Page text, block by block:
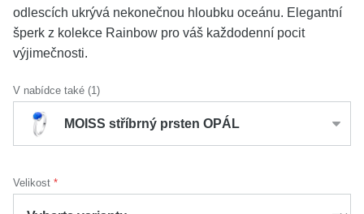
odlescích ukrývá nekonečnou hloubku oceánu. Elegantní
šperk z kolekce Rainbow pro váš každodenní pocit
výjimečnosti.
V nabídce také (1)
MOISS stříbrný prsten OPÁL
Velikost